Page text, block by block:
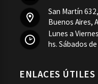
San Martín
Buenos Aires,
Lunes a
hs. Sábados
ENLACES ÚTILES